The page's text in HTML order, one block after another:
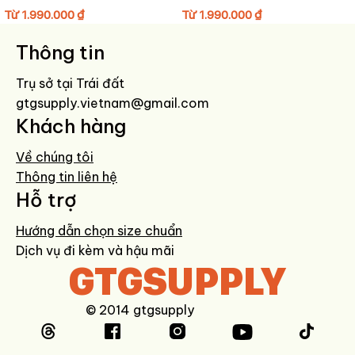
HƯỚNG DẪN BẢO QUẢN GIÀY
Lau sạch bằng khăn mềm hơi ẩm sau khi sử dụng.
Tránh giặt máy và không ngâm nước.
Hạn chế phơi nắng trực tiếp để giữ màu bền đẹp.
Bảo quản nơi khô thoáng, dùng túi hút ẩm khi không sử dụng.
Từ1.990.000₫ Từ1.990.000₫
Thông tin
Trụ sở tại Trái đất
gtgsupply.vietnam@gmail.com
Khách hàng
Về chúng tôi
Thông tin liên hệ
Hỗ trợ
Hướng dẫn chọn size chuẩn
Dịch vụ đi kèm và hậu mãi
GTGSUPPLY
© 2014 gtgsupply